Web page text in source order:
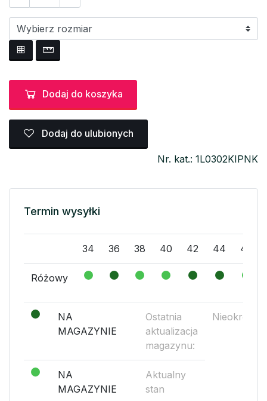
Dodaj do koszyka
Dodaj do ulubionych
Nr. kat.: 1L0302KIPNK
Termin wysyłki
34 36 38 40 42 44 46
Różowy
NA
MAGAZYNIE
Ostatnia
aktualizacja
magazynu:
NA
MAGAZYNIE
Aktualny
stan